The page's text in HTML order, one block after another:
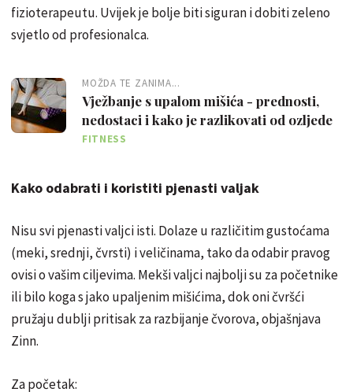
fizioterapeutu. Uvijek je bolje biti siguran i dobiti zeleno
svjetlo od profesionalca.
MOŽDA TE ZANIMA...
Vježbanje s upalom mišića - prednosti,
nedostaci i kako je razlikovati od ozljede
FITNESS
Kako odabrati i koristiti pjenasti valjak
Nisu svi pjenasti valjci isti. Dolaze u različitim gustoćama
(meki, srednji, čvrsti) i veličinama, tako da odabir pravog
ovisi o vašim ciljevima. Mekši valjci najbolji su za početnike
ili bilo koga s jako upaljenim mišićima, dok oni čvršći
pružaju dublji pritisak za razbijanje čvorova, objašnjava
Zinn.
Za početak: